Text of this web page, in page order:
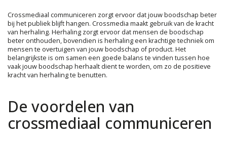
Crossmediaal communiceren zorgt ervoor dat jouw boodschap beter
bij het publiek blijft hangen. Crossmedia maakt gebruik van de kracht
van herhaling. Herhaling zorgt ervoor dat mensen de boodschap
beter onthouden, bovendien is herhaling een krachtige techniek om
mensen te overtuigen van jouw boodschap of product. Het
belangrijkste is om samen een goede balans te vinden tussen hoe
vaak jouw boodschap herhaalt dient te worden, om zo de positieve
kracht van herhaling te benutten.
De voordelen van
crossmediaal communiceren